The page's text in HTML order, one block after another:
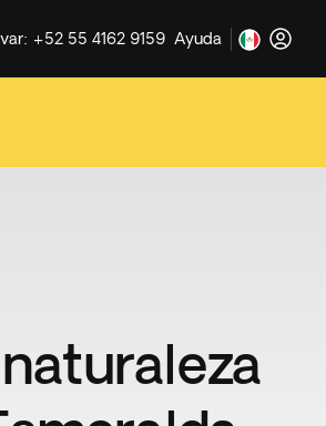
+52 55 4162 9159 Ayuda